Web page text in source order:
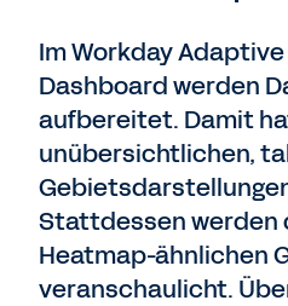
Im Workday
Dashboard werden
aufbereitet. Damit
unübersichtlichen,
Stattdessen werden
Heatmap-ähnlichen
veranschaulicht.